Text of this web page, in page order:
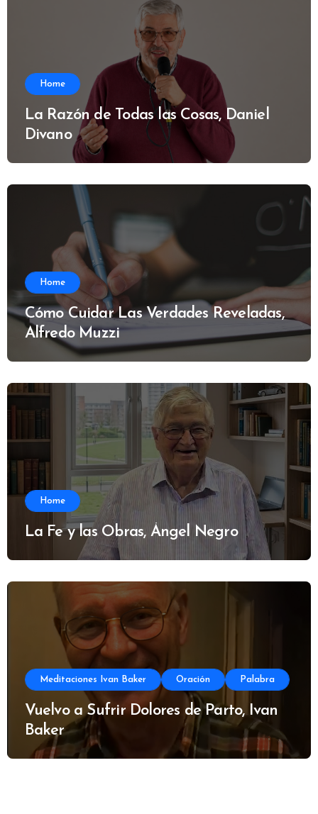
Home
La Razón de Todas las Cosas, Daniel
Divano
Home
Cómo Cuidar Las Verdades Reveladas,
Alfredo Muzzi
Home
La Fe y las Obras, Ángel Negro
Meditaciones Ivan Baker Oración Palabra
Vuelvo a Sufrir Dolores de Parto, Ivan
Baker